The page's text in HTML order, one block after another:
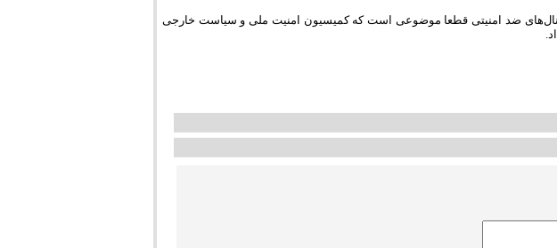
ضد امنیتی قطعا موضوعی است که کمیسیون امنیت ملی و سیاست خارجی